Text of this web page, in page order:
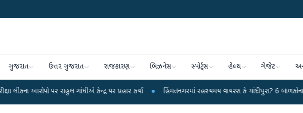
ગુજરાત ઉત્તર ગુજરાત રાજકારણ બિઝનેસ સ્પોર્ટ્સ હેલ્થ ગેજેટ
પર રાહુલ ગાંધીએ કેન્દ્ર પર પ્રહાર કર્યા ● હિંમતનગરમાં રહસ્યમય વાયરસ કે ચાંદીપુરા? 6 બાળકોના મોતથી